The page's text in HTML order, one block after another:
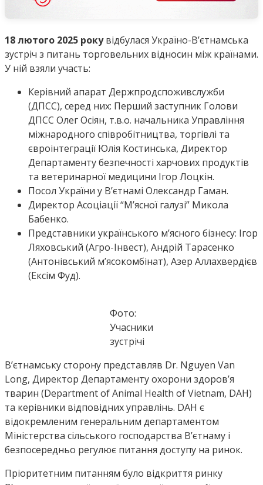
18 лютого 2025 рокувідбулася Україно-В’єтнамська
зустріч з питань торговельних відносин між країнами.
У ній взяли участь:
Керівний апарат Держпродспоживслужби
(ДПСС), серед них: Перший заступник Голови
ДПСС Олег Осіян, т.в.о. начальника Управління
міжнародного співробітництва, торгівлі та
євроінтеграції Юлія Костинська, Директор
Департаменту безпечності харчових продуктів
та ветеринарної медицини Ігор Лоцкін.
Посол України у В’єтнамі Олександр Гаман.
Директор Асоціації “М’ясної галузі” Микола
Бабенко.
Представники українського м’ясного бізнесу: Ігор
Ляховський (Агро-Інвест), Андрій Тарасенко
(Антонівський м’ясокомбінат), Азер Аллахвердієв
(Ексім Фуд).
Фото:
Учасники
зустрічі
В’єтнамську сторону представляв Dr. Nguyen Van
Long, Директор Департаменту охорони здоров’я
тварин (Department of Animal Health of Vietnam, DAH)
та керівники відповідних управлінь. DAH є
відокремленим генеральним департаментом
Міністерства сільського господарства В’єтнаму і
безпосередньо регулює питання доступу на ринок.
Пріоритетним питанням було відкриття ринку